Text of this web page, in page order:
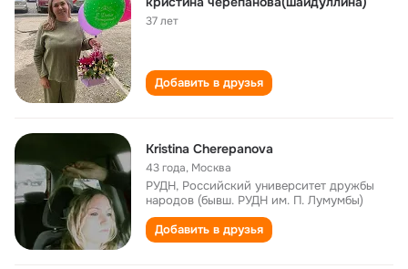
37 лет
Добавить в друзья
Kristina Cherepanova
43 года, Москва
РУДН, Росcийский университет дружбы
народов (бывш. РУДН им. П. Лумумбы)
Добавить в друзья